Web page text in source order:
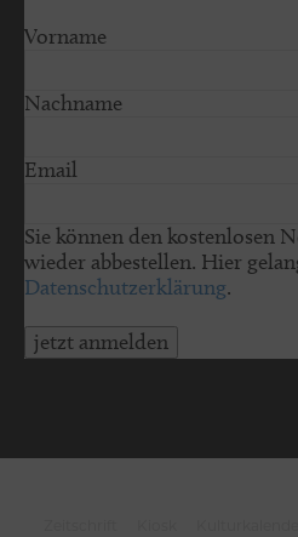
Vorname
Nachname
Email
Sie können den kostenlosen
wieder abbestellen. Hier
Datenschutzerklärung.
jetzt anmelden